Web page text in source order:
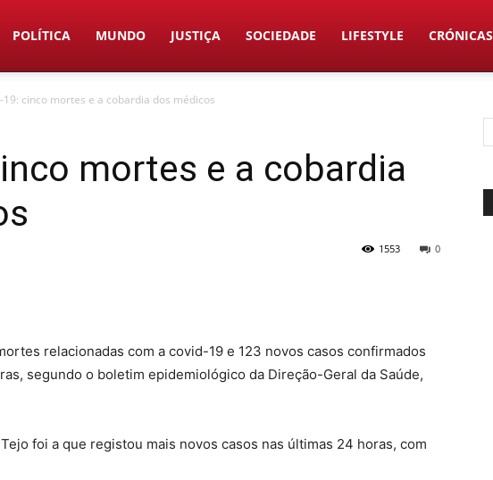
Duas
Linhas
POLÍTICA MUNDO JUSTIÇA SOCIEDADE LIFESTYLE CRÓNICAS
19: cinco mortes e a cobardia dos médicos
mortes e a cobardia
0
1553
relacionadas com a covid-19 e 123 novos casos confirmados
segundo o boletim epidemiológico da Direção-Geral da Saúde,
foi a que registou mais novos casos nas últimas 24 horas, com